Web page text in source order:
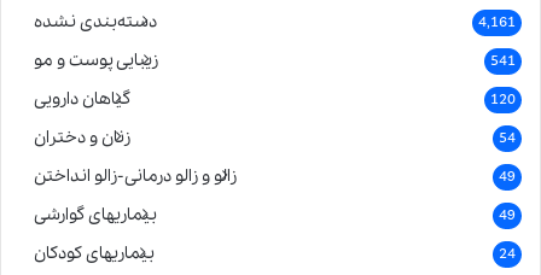
دسته‌بندی نشده 4,161
زیبایی پوست و مو 541
گیاهان دارویی 120
زنان و دختران 54
زالو و زالو درمانی-زالو انداختن 49
بیماریهای گوارشی 49
بیماریهای کودکان 24